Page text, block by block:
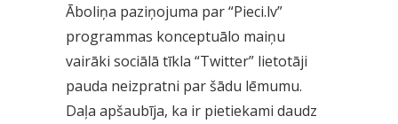
Āboliņa paziņojuma par “Pieci.lv”
programmas konceptuālo maiņu
vairāki sociālā tīkla “Twitter” lietotāji
pauda neizpratni par šādu lēmumu.
Daļa apšaubīja, ka ir pietiekami daudz